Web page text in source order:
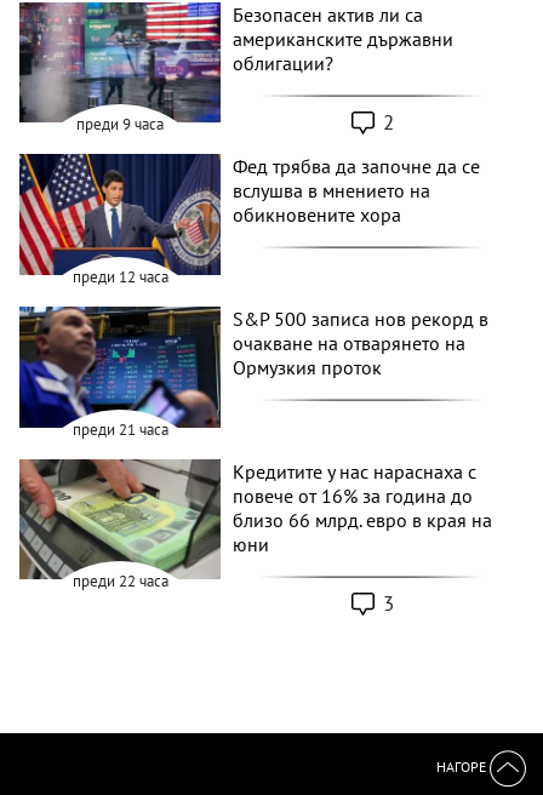
преди 9 часа
Безопасен актив ли са
американските държавни
облигации?
2
преди 12 часа
Фед трябва да започне да се
вслушва в мнението на
обикновените хора
преди 21 часа
S&P 500 записа нов рекорд в
очакване на отварянето на
Ормузкия проток
преди 22 часа
Кредитите у нас нараснаха с
повече от 16% за година до
близо 66 млрд. евро в края на
юни
3
НАГОРЕ